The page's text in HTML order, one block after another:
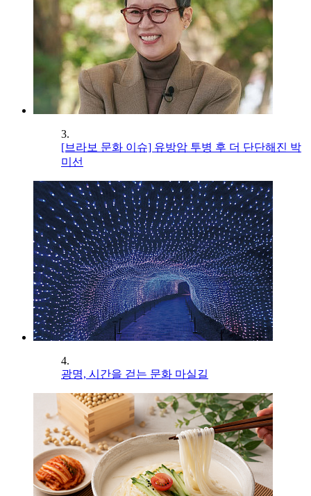
3.
[브라보 문화 이슈] 유방암 투병 후 더 단단해진 박
미선
4.
광명, 시간을 걷는 문화 마실길